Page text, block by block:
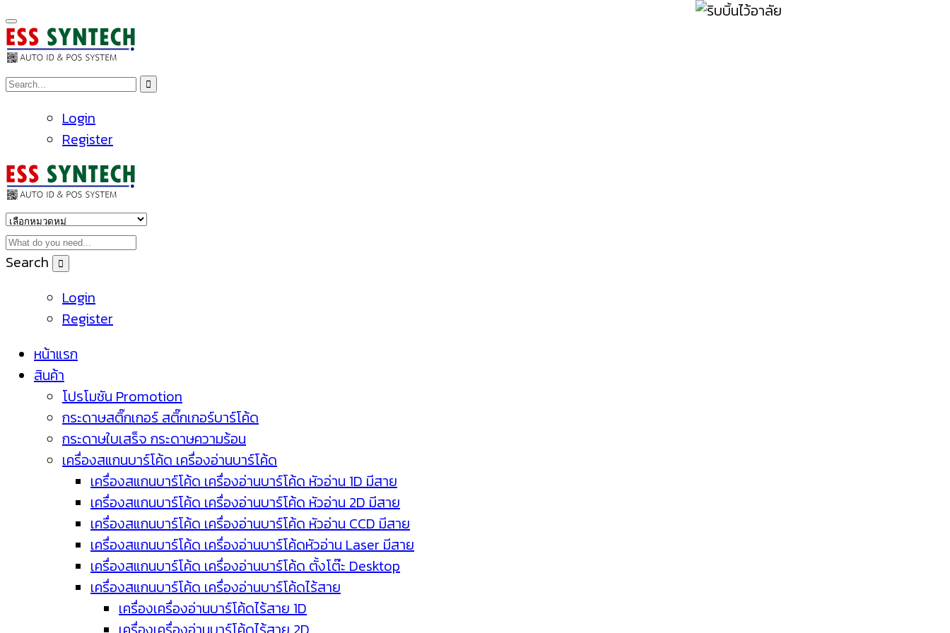
Login
Register
Search
Login
Register
หน้าแรก
สินค้า
โปรโมชัน Promotion
กระดาษสติ๊กเกอร์ สติ๊กเกอร์บาร์โค้ด
กระดาษใบเสร็จ กระดาษความร้อน
เครื่องสแกนบาร์โค้ด เครื่องอ่านบาร์โค้ด
เครื่องสแกนบาร์โค้ด เครื่องอ่านบาร์โค้ด หัวอ่าน 1D มีสาย
เครื่องสแกนบาร์โค้ด เครื่องอ่านบาร์โค้ด หัวอ่าน 2D มีสาย
เครื่องสแกนบาร์โค้ด เครื่องอ่านบาร์โค้ด หัวอ่าน CCD มีสาย
เครื่องสแกนบาร์โค้ด เครื่องอ่านบาร์โค้ดหัวอ่าน Laser มีสาย
เครื่องสแกนบาร์โค้ด เครื่องอ่านบาร์โค้ด ตั้งโต๊ะ Desktop
เครื่องสแกนบาร์โค้ด เครื่องอ่านบาร์โค้ดไร้สาย
เครื่องเครื่องอ่านบาร์โค้ดไร้สาย 1D